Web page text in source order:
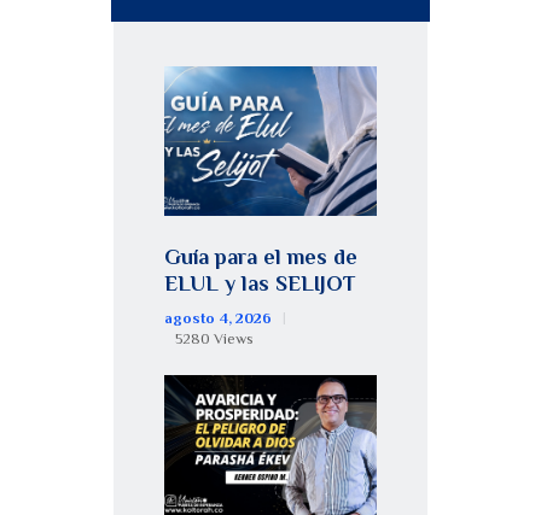
Guía para el mes de
ELUL y las SELIJOT
agosto 4, 2026
5280 Views